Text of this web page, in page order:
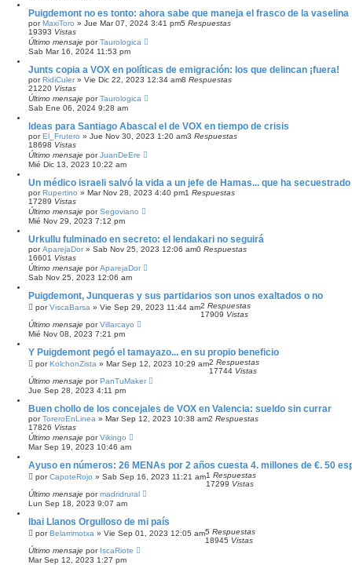
Puigdemont no es tonto: ahora sabe que maneja el frasco de la vaselina
porMaxiToro » Jue Mar 07, 2024 3:41 pm5 Respuestas
19393 Vistas
Último mensaje porTaurologica
Sab Mar 16, 2024 11:53 pm
Junts copia a VOX en políticas de emigración: los que delincan ¡fuera!
porRidiCuler» Vie Dic 22, 2023 12:34 am8 Respuestas
21220 Vistas
Último mensaje porTaurologica
Sab Ene 06, 2024 9:28 am
Ideas para Santiago Abascal el de VOX en tiempo de crisis
porEl_Frutero » Jue Nov 30, 2023 1:20 am3 Respuestas
18698 Vistas
Último mensaje porJuanDeEre
Mié Dic 13, 2023 10:22 am
Un médico israeli salvó la vida a un jefe de Hamas... que ha
porRupertino » Mar Nov 28, 2023 4:40 pm1 Respuestas
17289 Vistas
Último mensaje porSegoviano
Mié Nov 29, 2023 7:12 pm
Urkullu fulminado en secreto: el lendakari no seguirá
porAparejaDor» Sab Nov 25, 2023 12:06 am0 Respuestas
16601 Vistas
Último mensaje porAparejaDor
Sab Nov 25, 2023 12:06 am
Puigdemont, Junqueras y sus partidarios son unos exaltados o no
porViscaBarsa » Vie Sep 29, 2023 11:44 am2 Respuestas
17909 Vistas
Último mensaje porVillarcayo
Mié Nov 08, 2023 7:21 pm
Y Puigdemont pegó el tamayazo... en su propio beneficio
porKolchonZista » Mar Sep 12, 2023 10:29 am2 Respuestas
17744 Vistas
Último mensaje porPanTuMaker
Jue Sep 28, 2023 4:11 pm
Buen chollo de los concejales de VOX en Valencia: sueldo sin currar
porToreroEnLinea » Mar Sep 12, 2023 10:38 am2 Respuestas
17826 Vistas
Último mensaje porVikingo
Mar Sep 19, 2023 10:46 am
Ayuso en números: 26 MENAs por 2 años cuesta 4. millones de €. 50
porCapoteRojo » Sab Sep 16, 2023 11:21 am1 Respuestas
17299 Vistas
Último mensaje pormadridrural
Lun Sep 18, 2023 9:07 am
Ibai Llanos Orgulloso de mi país
porBelarrimotxa » Vie Sep 01, 2023 12:05 am5 Respuestas
18945 Vistas
Último mensaje por IscaRiote
Mar Sep 12, 2023 1:27 pm